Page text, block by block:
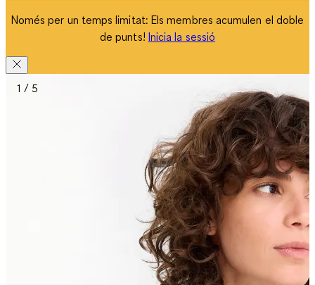
Només per un temps limitat: Els membres acumulen el doble
de punts! Inicia la sessió
1 / 5